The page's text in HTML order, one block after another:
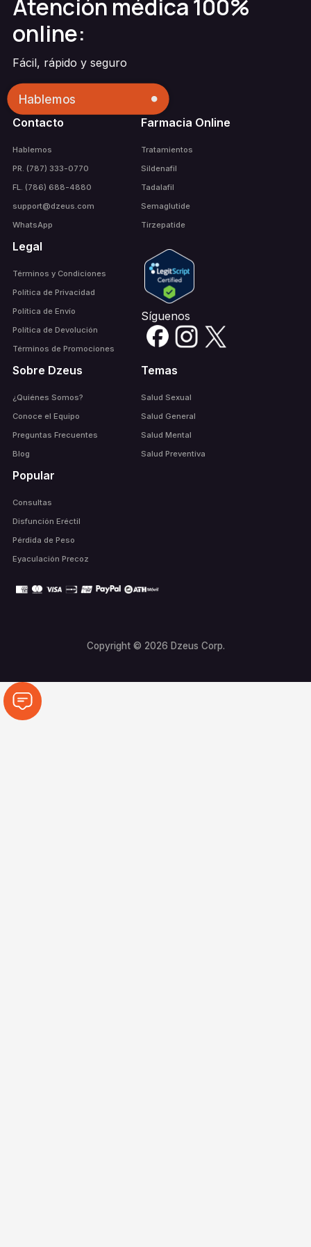
Atención médica 100%
online:
Fácil, rápido y seguro
Hablemos
Contacto
Hablemos
PR. (787) 333-0770
FL. (786) 688-4880
support@dzeus.com
WhatsApp
Farmacia Online
Tratamientos
Sildenafil
Tadalafil
Semaglutide
Tirzepatide
Legal
Términos y Condiciones
Política de Privacidad
Política de Envío
Política de Devolución
Términos de Promociones
Síguenos
Sobre Dzeus
¿Quiénes Somos?
Conoce el Equipo
Preguntas Frecuentes
Blog
Temas
Salud Sexual
Salud General
Salud Mental
Salud Preventiva
Popular
Consultas
Disfunción Eréctil
Pérdida de Peso
Eyaculación Precoz
Copyright © 2026 Dzeus Corp.